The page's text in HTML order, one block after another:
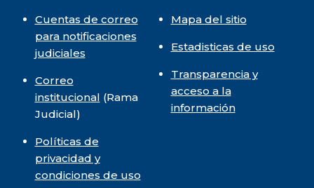
Cuentas de correo
para notificaciones
judiciales
Correo
institucional (Rama
Judicial)
Políticas de
privacidad y
condiciones de uso
Mapa del sitio
Estadisticas de uso
Transparencia y
acceso a la
información